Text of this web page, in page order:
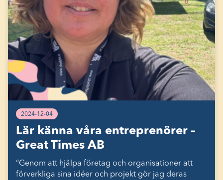
2024-12-04
Lär känna våra entreprenörer –
Great Times AB
“Genom att hjälpa företag och organisationer att
förverkliga sina idéer och projekt gör jag deras